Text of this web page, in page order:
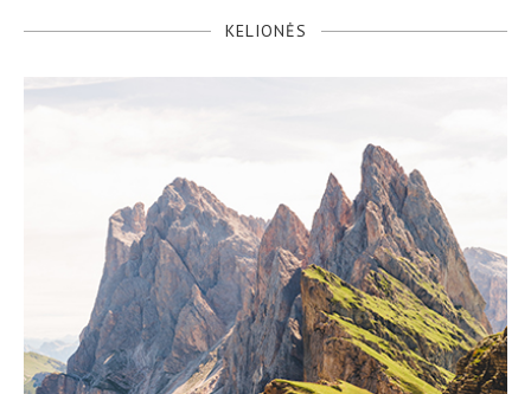
KELIONĖS